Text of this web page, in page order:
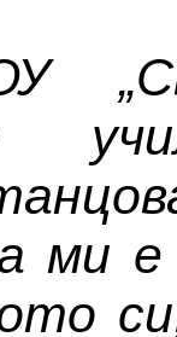
ми